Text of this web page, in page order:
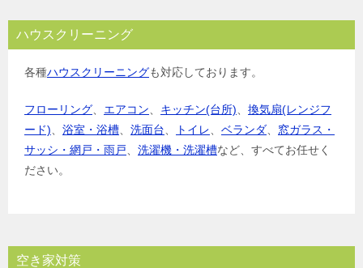
ハウスクリーニング
各種ハウスクリーニングも対応しております。
フローリング エアコン キッチン(台所)
換気扇(レンジフ
ード)
浴室・浴槽 洗面台 トイレ ベランダ
窓ガラス・
サッシ・網戸・雨戸
洗濯機・洗濯槽など、すべてお任せく
ださい。
空き家対策